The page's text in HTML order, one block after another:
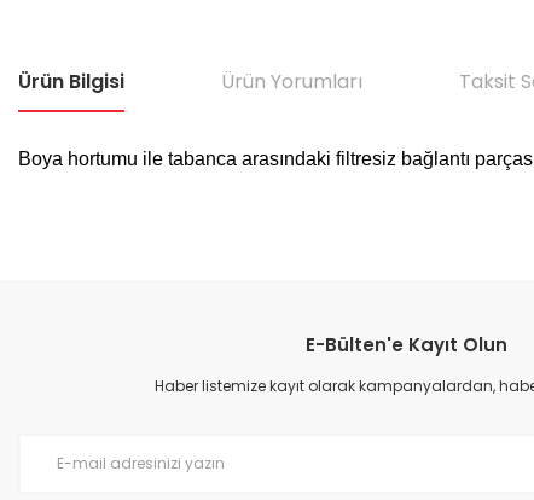
Ürün Bilgisi Ürün Yorumları Taksit
Boya hortumu ile tabanca arasındaki filtresiz bağlantı
Ürün resmi kalitesiz, bozuk veya görüntülenemiyor.
Ürün açıklamasında eksik bilgiler bulunuyor.
E-Bülten'e Kayıt Olun
Haber listemize kayıt olarak kampanyalardan,